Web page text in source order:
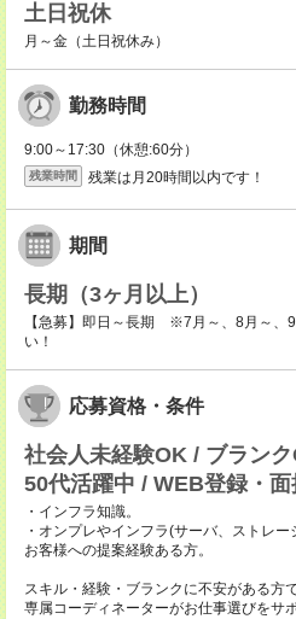
土日祝休
月～金（土日祝休み）
勤務時間
9:00～17:30（休憩:60分）
残業時間 残業は月20時間以内です！
期間
長期（3ヶ月以上）
【急募】即日～長期 ※7月～、8月～、
い！
応募資格・条件
社会人未経験OK / ブラン
50代活躍中 / WEB登録・
・インフラ知識。
・オンプレやインフラ(サーバ、ストレー
お客様への提案経験ある方。
スキル・経験・ブランクに不安がある方
専属コーディネーターがお仕事選びをサ